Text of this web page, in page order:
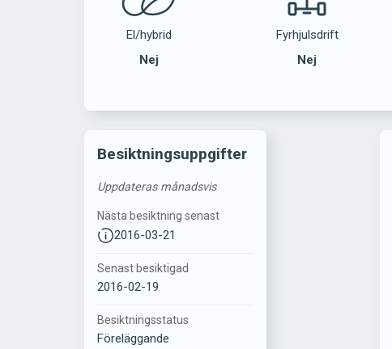
El/hybrid
Nej
Fyrhjulsdrift
Nej
Besiktningsuppgifter
Uppdateras månadsvis
Nästa besiktning senast
2016-03-21
Senast besiktigad
2016-02-19
Besiktningsstatus
Föreläggande